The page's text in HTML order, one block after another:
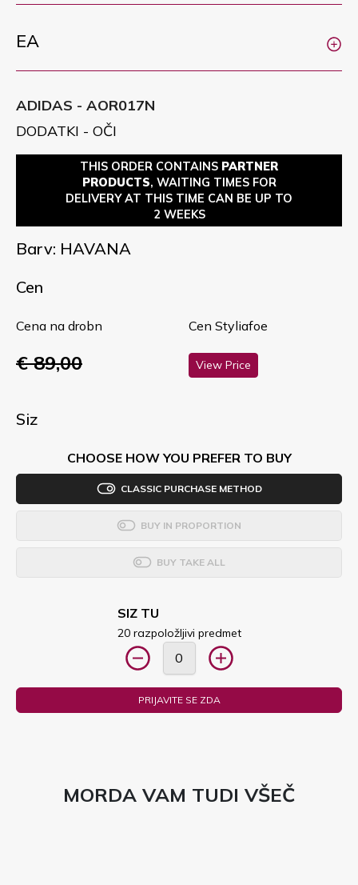
EA
ADIDAS - AOR017N
DODATKI - OČI
THIS ORDER CONTAINS PARTNER
PRODUCTS, WAITING TIMES FOR
DELIVERY AT THIS TIME CAN BE UP TO
2 WEEKS
Barv: HAVANA
Cen
Cena na drobn
€ 89,00
Cen Styliafoe
View Price
Siz
CHOOSE HOW YOU PREFER TO BUY
CLASSIC PURCHASE METHOD
BUY IN PROPORTION
BUY TAKE ALL
SIZ TU
20 razpoložljivi predmet
PRIJAVITE SE ZDA
MORDA VAM TUDI VŠEČ